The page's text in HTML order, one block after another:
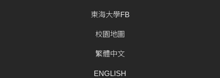
東海大學FB
校園地圖
繁體中文
ENGLISH